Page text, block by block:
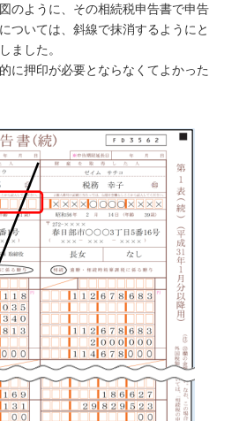
のように、その相続税申告書で申告
ついては、斜線で抹消するようにと
ました。
に押印が必要とならなくてよかった